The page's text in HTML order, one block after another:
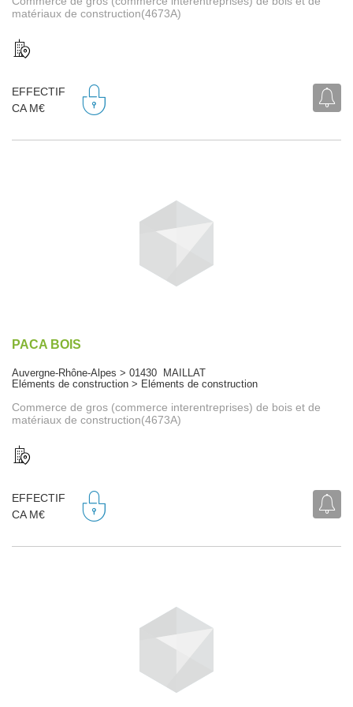
matériaux de construction(4673A)
EFFECTIF
CA M€
PACA BOIS
Auvergne-Rhône-Alpes > 01430 MAILLAT
Eléments de construction > Eléments de construction
Commerce de gros (commerce interentreprises) de bois et de
matériaux de construction(4673A)
EFFECTIF
CA M€